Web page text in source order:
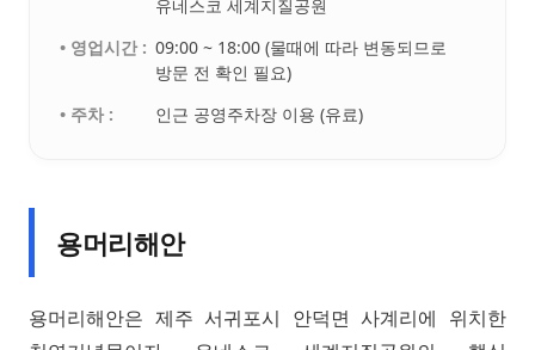
유네스코 세계지질공원
• 영업시간 : 09:00 ~ 18:00 (물때에 따라 변동되므로
방문 전 확인 필요)
• 주차 :
인근 공영주차장 이용 (유료)
용머리해안
용머리해안은 제주 서귀포시 안덕면 사계리에 위치한